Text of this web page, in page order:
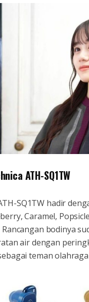
ATH-SQ1TW
SQ1TW hadir
Caramel,
bodinya
air dengan
teman